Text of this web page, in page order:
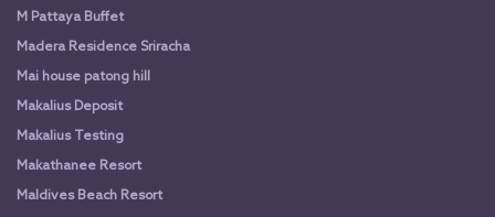
M Pattaya Buffet
Madera Residence Sriracha
Mai house patong hill
Makalius Deposit
Makalius Testing
Makathanee Resort
Maldives Beach Resort